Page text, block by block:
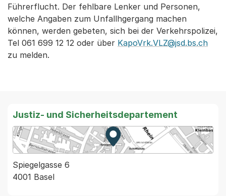
Führerflucht. Der fehlbare Lenker und Personen,
welche Angaben zum Unfallhgergang machen
können, werden gebeten, sich bei der Verkehrspolizei,
Tel 061 699 12 12 oder über KapoVrk.VLZ@jsd.bs.ch
zu melden.
Justiz- und Sicherheitsdepartement
Zur Karte von MapBS.
Externer Link, wird in einem
Spiegelgasse 6
4001 Basel